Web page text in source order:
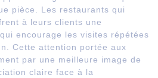
pièce. Les restaurants qui
à leurs clients une
encourage les visites répétées
Cette attention portée aux
par une meilleure image de
claire face à la